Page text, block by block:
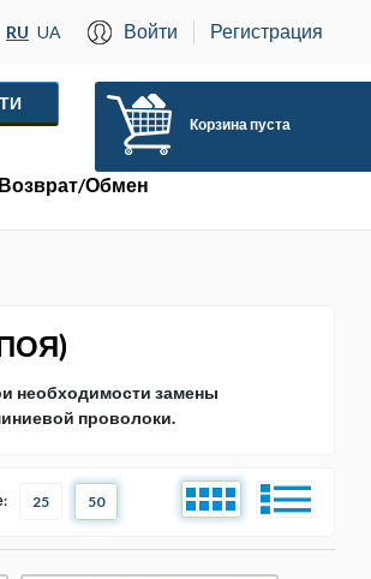
RU UA Войти Регистрация
Корзина пуста
Возврат/Обмен
необходимости замены
проволоки.
25 50